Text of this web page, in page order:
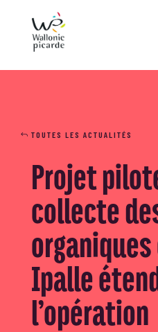
TOUTES LES ACTUALITÉS
Projet
collecte
organiques
Ipalle
l’opération